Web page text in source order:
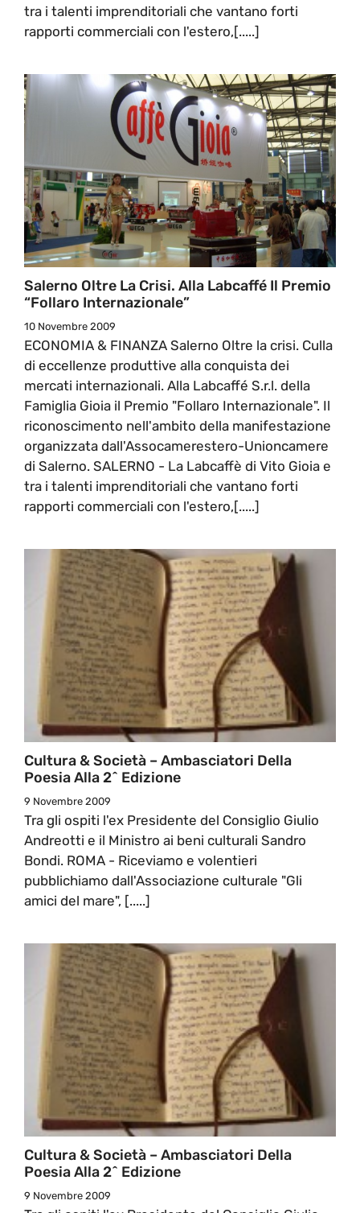
tra i talenti imprenditoriali che vantano forti
rapporti commerciali con l'estero,[.....]
Salerno Oltre La Crisi. Alla Labcaffé Il Premio
“Follaro Internazionale”
10 Novembre 2009
ECONOMIA & FINANZA Salerno Oltre la crisi. Culla
di eccellenze produttive alla conquista dei
mercati internazionali. Alla Labcaffé S.r.l. della
Famiglia Gioia il Premio "Follaro Internazionale". Il
riconoscimento nell'ambito della manifestazione
organizzata dall'Assocamerestero-Unioncamere
di Salerno. SALERNO - La Labcaffè di Vito Gioia e
tra i talenti imprenditoriali che vantano forti
rapporti commerciali con l'estero,[.....]
Cultura & Società – Ambasciatori Della
Poesia Alla 2^ Edizione
9 Novembre 2009
Tra gli ospiti l'ex Presidente del Consiglio Giulio
Andreotti e il Ministro ai beni culturali Sandro
Bondi. ROMA - Riceviamo e volentieri
pubblichiamo dall'Associazione culturale "Gli
amici del mare", [.....]
Cultura & Società – Ambasciatori Della
Poesia Alla 2^ Edizione
9 Novembre 2009